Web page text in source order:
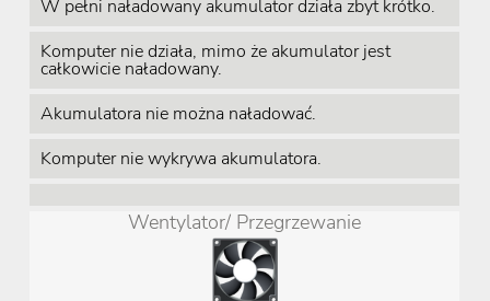
W pełni naładowany akumulator działa zbyt krótko.
Komputer nie działa, mimo że akumulator jest
całkowicie naładowany.
Akumulatora nie można naładować.
Komputer nie wykrywa akumulatora.
Wentylator/ Przegrzewanie